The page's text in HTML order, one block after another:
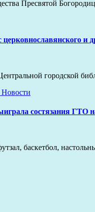
Пресвятой
и
городской
Новости
состязания ГТО
баскетбол,